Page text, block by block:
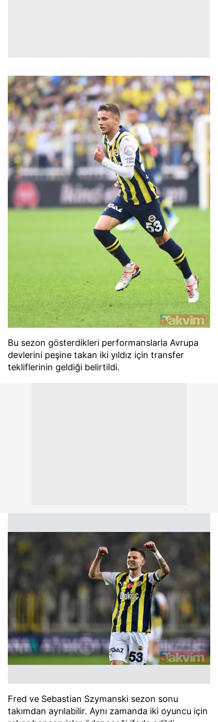
Bu sezon gösterdikleri performanslarla Avrupa
devlerini peşine takan iki yıldız için transfer
tekliflerinin geldiği belirtildi.
Fred ve Sebastian Szymanski sezon sonu
takımdan ayrılabilir. Aynı zamanda iki oyuncu için